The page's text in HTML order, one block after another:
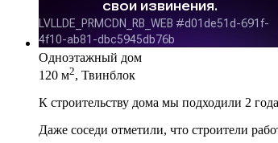
Одноэтажный дом
120 м2, Твинблок
К строительству дома мы подходили 2
Даже соседи отметили, что строители